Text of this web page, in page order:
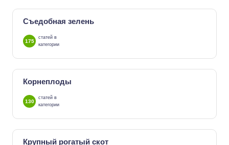
Съедобная зелень
175
статей в
категории
Корнеплоды
130
статей в
категории
Крупный рогатый скот